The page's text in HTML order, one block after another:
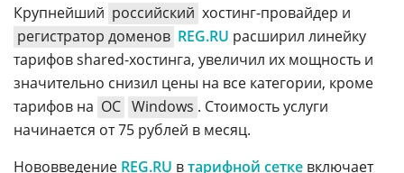
Об
издании
Реклама
Вакансии
Контакты
Max
Telegram
VK
Крупнейший российский хостинг-провайдер и
регистратор доменов REG.RU расширил линейку
тарифов shared-хостинга, увеличил их мощность и
значительно снизил цены на все категории, кроме
тарифов на ОС Windows . Стоимость услуги
начинается от 75 рублей в месяц.
Нововведение REG.RU втарифной сетке включает